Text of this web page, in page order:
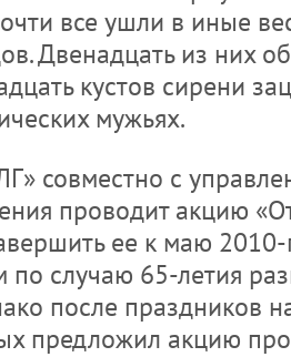
все ушли в иные
Двенадцать из них
кустов сирени
мужьях.
совместно с
проводит акцию
ее к маю
по случаю 65-летия
после праздников
предложил акцию